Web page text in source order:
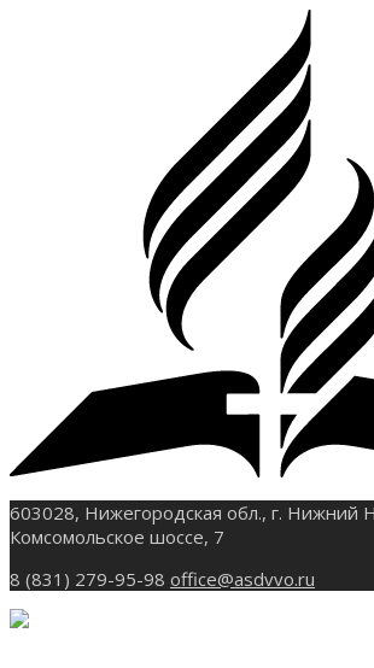
603028, Нижегородская обл., г. Нижний
Комсомольское шоссе, 7
8 (831) 279-95-98 office@asdvvo.ru